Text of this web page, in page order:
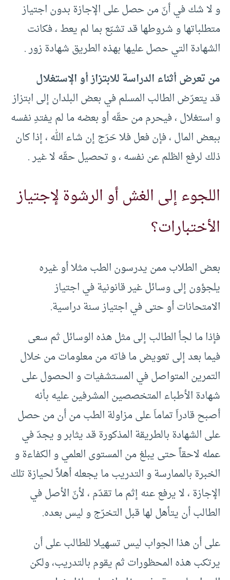
و لا شك في أنّ من حصل على الإجازة بدون اجتياز
متطلباتها و شروطها قد تشبّع بما لم يعط ، فكانت
الشهادة التي حصل عليها بهذه الطريق شهادة زور .
من تعرض أثناء الدراسة للابتزاز أو الإستغلال
قد يتعرّض الطالب المسلم في بعض البلدان إلى ابتزاز
و استغلال ، فيحرم من حقّه أو بعضه ما لم يفتدِ نفسه
ببعض المال ، فإن فعل فلا حَرَج إن شاء الله ، إذا كان
ذلك لرفع الظلم عن نفسه ، و تحصيل حقّه لا غير .
اللجوء إلى الغش أو الرشوة لإجتياز
الأختبارات؟
بعض الطلاب ممن يدرسون الطب مثلا أو غيره
يلجؤون إلى وسائل غير قانونية في اجتياز
الامتحانات أو حتى في اجتياز سنة دراسية.
فإذا ما لجأ الطالب إلى مثل هذه الوسائل ثم سعى
فيما بعد إلى تعويض ما فاته من معلومات من خلال
التمرين المتواصل في المستشفيات و الحصول على
شهادة الأطباء المتخصصين المشرفين عليه بأنه
أصبح قادراَ تماماَ على مزاولة الطب من أن من حصل
على الشهادة بالطريقة المذكورة قد يثابر و يجدّ في
عمله لاحقاً حتى يبلغ من المستوى العلمي و الكفاءة و
الخبرة بالممارسة و التدريب ما يجعله أهلاً لحيازة تلك
الإجازة ، لا يرفع عنه إثم ما تقدّم ، لأنّ الأصل في
الطالب أن يتأهل لها قبل التخرّج و ليس بعده.
على أن هذا الجواب ليس تسهيلا للطالب على أن
يرتكب هذه المحظورات ثم يقوم بالتدريب، ولكن